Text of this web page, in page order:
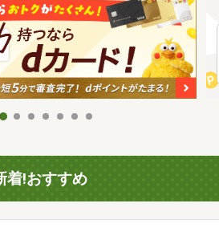
着!おすすめ